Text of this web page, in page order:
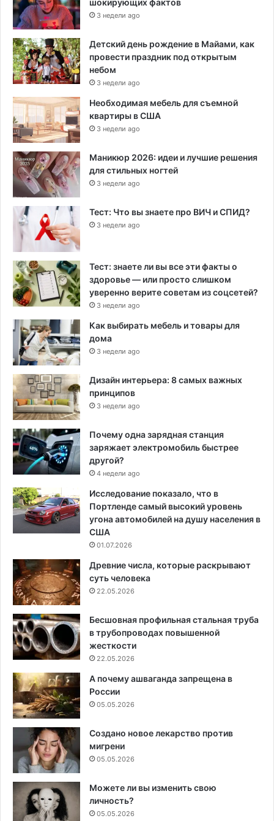
шокирующих фактов
3 недели ago
Детский день рождение в Майами, как
провести праздник под открытым
небом
3 недели ago
Необходимая мебель для съемной
квартиры в США
3 недели ago
Маникюр 2026: идеи и лучшие решения
для стильных ногтей
3 недели ago
Тест: Что вы знаете про ВИЧ и СПИД?
3 недели ago
Тест: знаете ли вы все эти факты о
здоровье — или просто слишком
уверенно верите советам из соцсетей?
3 недели ago
Как выбирать мебель и товары для
дома
3 недели ago
Дизайн интерьера: 8 самых важных
принципов
3 недели ago
Почему одна зарядная станция
заряжает электромобиль быстрее
другой?
4 недели ago
Исследование показало, что в
Портленде самый высокий уровень
угона автомобилей на душу населения в
США
01.07.2026
Древние числа, которые раскрывают
суть человека
22.05.2026
Бесшовная профильная стальная труба
в трубопроводах повышенной
жесткости
22.05.2026
А почему ашваганда запрещена в
России
05.05.2026
Создано новое лекарство против
мигрени
05.05.2026
Можете ли вы изменить свою
личность?
05.05.2026